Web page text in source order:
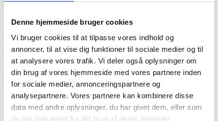
Denne hjemmeside bruger cookies
Vi bruger cookies til at tilpasse vores indhold og
annoncer, til at vise dig funktioner til sociale medier og til
at analysere vores trafik. Vi deler også oplysninger om
din brug af vores hjemmeside med vores partnere inden
for sociale medier, annonceringspartnere og
analysepartnere. Vores partnere kan kombinere disse
data med andre oplysninger, du har givet dem, eller som
de har indsamlet fra din brug af deres tjenester.